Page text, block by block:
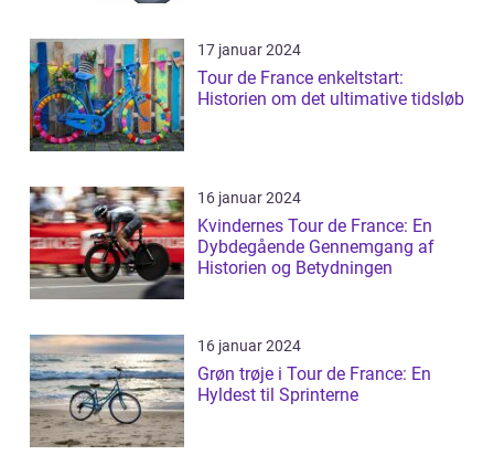
17 januar 2024
Tour de France enkeltstart:
Historien om det ultimative tidsløb
16 januar 2024
Kvindernes Tour de France: En
Dybdegående Gennemgang af
Historien og Betydningen
16 januar 2024
Grøn trøje i Tour de France: En
Hyldest til Sprinterne